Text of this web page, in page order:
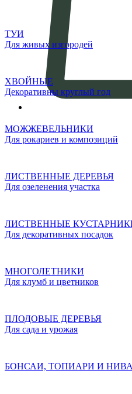
ТУИ
Для живых изгородей
ХВОЙНЫЕ
Декоративны круглый год
МОЖЖЕВЕЛЬНИКИ
Для рокариев и композиций
ЛИСТВЕННЫЕ ДЕРЕВЬЯ
Для озеленения участка
ЛИСТВЕННЫЕ
Для декоративных посадок
МНОГОЛЕТНИКИ
Для клумб и цветников
ПЛОДОВЫЕ ДЕРЕВЬЯ
Для сада и урожая
БОНСАИ, ТОПИАРИ И